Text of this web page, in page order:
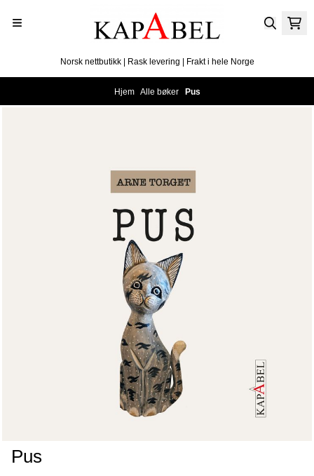
Norsk nettbutikk | Rask levering | Frakt i hele Norge
Hjem Alle bøker Pus
Pus